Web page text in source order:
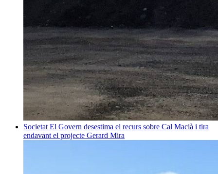
Societat El Govern desestima el recurs sobre Cal Macià i tira
endavant el projecte Gerard Mira